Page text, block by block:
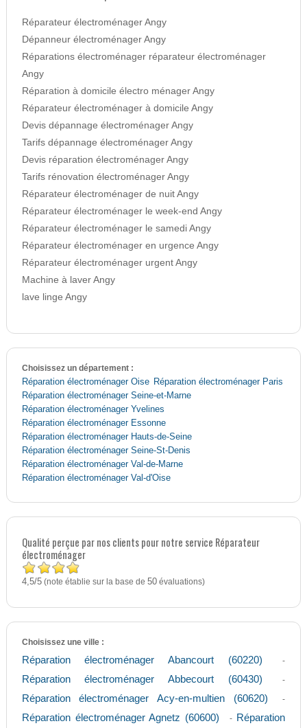
Réparateur électroménager Angy
Dépanneur électroménager Angy
Réparations électroménager réparateur électroménager
Angy
Réparation à domicile électro ménager Angy
Réparateur électroménager à domicile Angy
Devis dépannage électroménager Angy
Tarifs dépannage électroménager Angy
Devis réparation électroménager Angy
Tarifs rénovation électroménager Angy
Réparateur électroménager de nuit Angy
Réparateur électroménager le week-end Angy
Réparateur électroménager le samedi Angy
Réparateur électroménager en urgence Angy
Réparateur électroménager urgent Angy
Machine à laver Angy
lave linge Angy
Choisissez un département :
Réparation électroménager Oise Réparation électroménager Paris
Réparation électroménager Seine-et-Marne
Réparation électroménager Yvelines
Réparation électroménager Essonne
Réparation électroménager Hauts-de-Seine
Réparation électroménager Seine-St-Denis
Réparation électroménager Val-de-Marne
Réparation électroménager Val-d'Oise
Qualité perçue par nos clients pour notre service Réparateur
électroménager
4,5/5(note établie sur la base de 50évaluations)
Choisissez une ville :
Réparation électroménager Abancourt (60220) -
Réparation électroménager Abbecourt (60430) -
Réparation électroménager Acy-en-multien (60620) -
Réparation électroménager Agnetz (60600) - Réparation